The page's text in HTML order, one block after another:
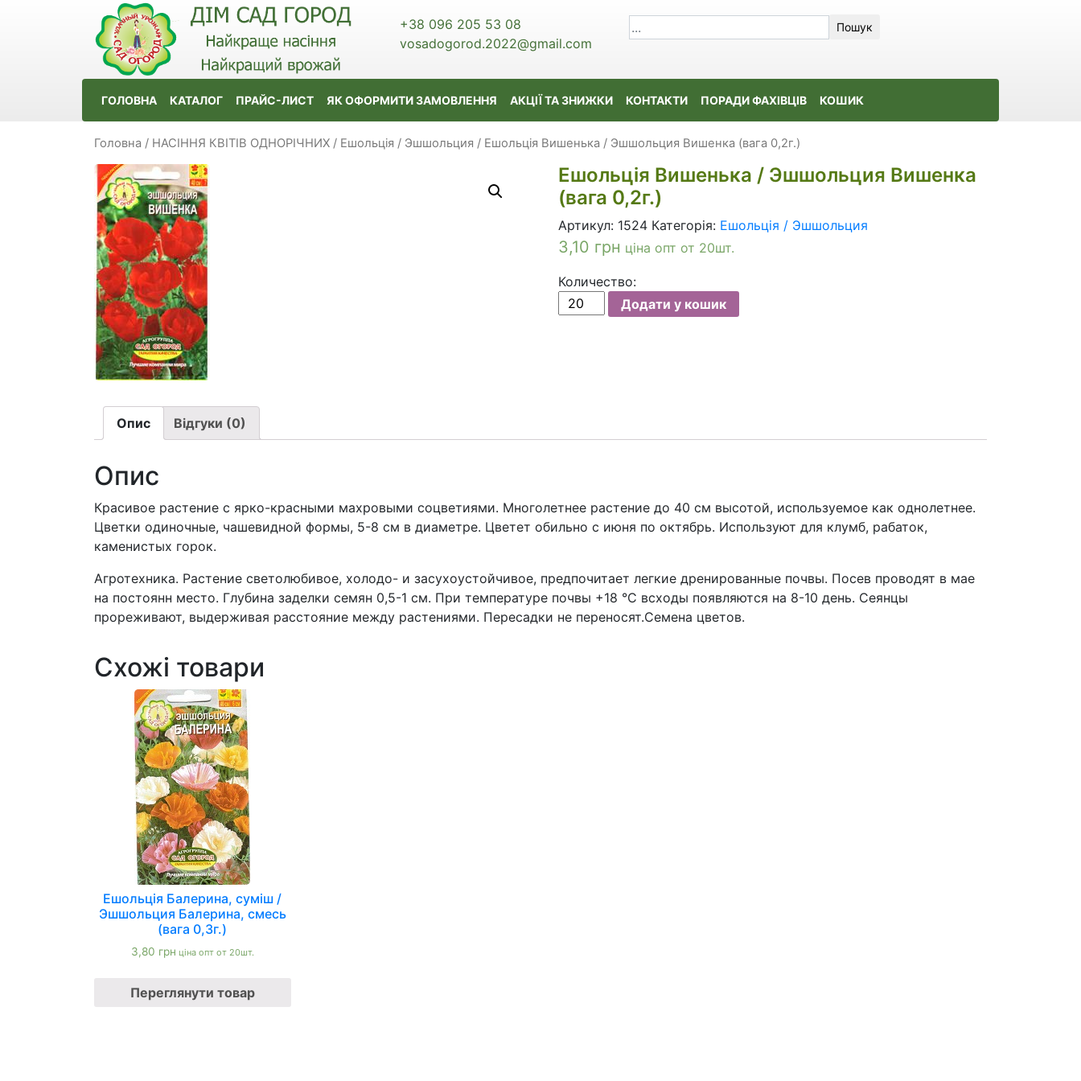
+38 096 205 53 08
vosadogorod.2022@gmail.com
Пошук
ГОЛОВНА КАТАЛОГ ПРАЙС-ЛИСТ ЯК ОФОРМИТИ ЗАМОВЛЕННЯ АКЦІЇ ТА ЗНИЖКИ КОНТАКТИ ПОРАДИ ФАХІВЦІВ КОШИК
Головна / НАСІННЯ КВІТІВ ОДНОРІЧНИХ / Ешольція / Эшшольция / Ешольція Вишенька / Эшшольция Вишенка (вага 0,2г.)
Ешольція Вишенька / Эшшольция Вишенка
(вага 0,2г.)
Артикул: 1524 Категорія: Ешольція / Эшшольция
3,10 грн ціна опт от 20шт.
Количество:
Ешольція
Вишенька
кількість
Додати у кошик
Опис Відгуки (0)
Опис
Красивое растение с ярко-красными махровыми соцветиями. Многолетнее растение до 40 см высотой, используемое как однолетнее.
Цветки одиночные, чашевидной формы, 5-8 см в диаметре. Цветет обильно с июня по октябрь. Используют для клумб, рабаток,
каменистых горок.
Агротехника. Растение светолюбивое, холодо- и засухоустойчивое, предпочитает легкие дренированные почвы. Посев проводят в мае
на постоянн место. Глубина заделки семян 0,5-1 см. При температуре почвы +18 °С всходы появляются на 8-10 день. Сеянцы
прореживают, выдерживая расстояние между растениями. Пересадки не переносят.Семена цветов.
Схожі товари
Ешольція Балерина, суміш /
Эшшольция Балерина, смесь
(вага 0,3г.)
3,80 грн ціна опт от 20шт.
Переглянути товар